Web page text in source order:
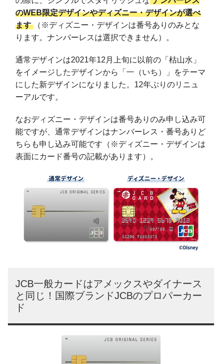
のWEB限定デザインやディズニー・デザインが選べ
ます
（※ディズニー・デザインは番号ありのみとな
ります。ナンバーレスは選択できません）。
通常デザインは2021年12月上旬に以前の「枯山水」
をイメージしたデザインから「一（いち）」をテーマ
にした新デザインになりました。12年ぶりのリニュ
ーアルです。
なおディズニー・デザインは番号ありのみ申し込み可
能ですが、通常デザインはナンバーレス・番号ありど
ちらも申し込み可能です（※ディズニー・デザインは
表面にカード番号の記載があります）。
JCB一般カードはアメックスやダイナース
と同じ！国際ブランドJCBのプロパーカー
ド